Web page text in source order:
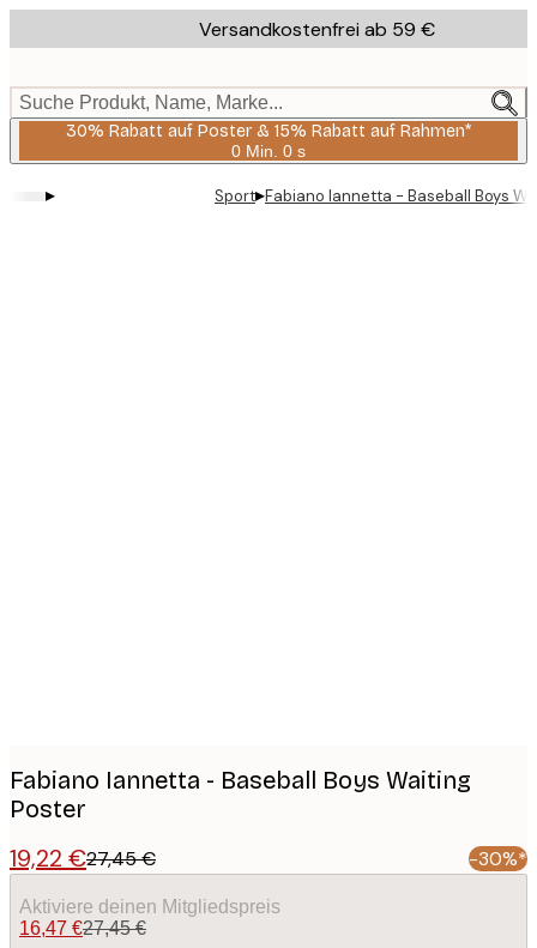
to
content.
Versandkostenfrei ab 59 €
Suche Produkt, Name, Marke...
30% Rabatt auf Poster & 15% Rabatt auf Rahmen*
0 Min. 0 s
Gültig
2026-
▸ Sport▸Fabiano Iannetta - Baseball Boys
Fabiano Iannetta - Baseball Boys Waiting
Poster
19,22 €27,45 € -30%*
Aktiviere deinen Mitgliedspreis
16,47 €27,45 €